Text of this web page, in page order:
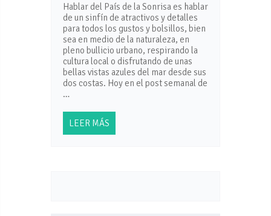
Hablar del País de la Sonrisa es hablar
de un sinfín de atractivos y detalles
para todos los gustos y bolsillos, bien
sea en medio de la naturaleza, en
pleno bullicio urbano, respirando la
cultura local o disfrutando de unas
bellas vistas azules del mar desde sus
dos costas. Hoy en el post semanal de
…
LEER MÁS